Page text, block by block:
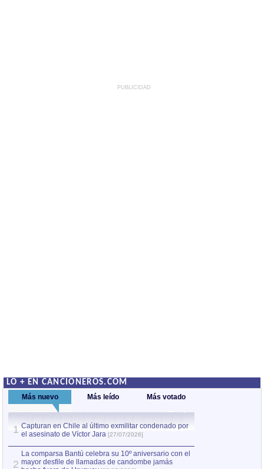
PUBLICIDAD
LO + EN CANCIONEROS.COM
Más nuevo Más leído Más votado
1 Capturan en Chile al último exmilitar condenado por
el asesinato de Víctor Jara [27/07/2026]
2
La comparsa Bantú celebra su 10º aniversario con el
mayor desfile de llamadas de candombe jamás